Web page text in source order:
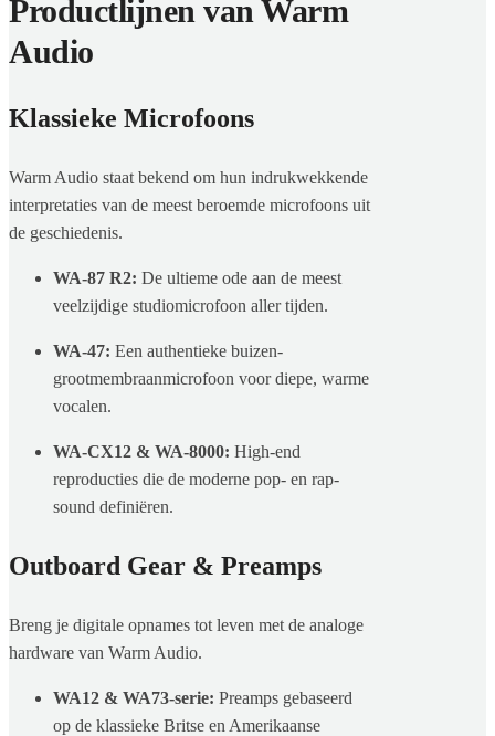
Productlijnen van Warm
Audio
Klassieke Microfoons
Warm Audio staat bekend om hun indrukwekkende
interpretaties van de meest beroemde microfoons uit
de geschiedenis.
WA-87 R2: De ultieme ode aan de meest
veelzijdige studiomicrofoon aller tijden.
WA-47: Een authentieke buizen-
grootmembraanmicrofoon voor diepe, warme
vocalen.
WA-CX12 & WA-8000: High-end
reproducties die de moderne pop- en rap-
sound definiëren.
Outboard Gear & Preamps
Breng je digitale opnames tot leven met de analoge
hardware van Warm Audio.
WA12 & WA73-serie: Preamps gebaseerd
op de klassieke Britse en Amerikaanse